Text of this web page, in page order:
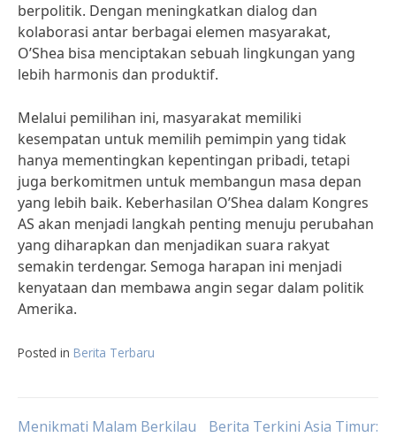
berpolitik. Dengan meningkatkan dialog dan
kolaborasi antar berbagai elemen masyarakat,
O’Shea bisa menciptakan sebuah lingkungan yang
lebih harmonis dan produktif.
Melalui pemilihan ini, masyarakat memiliki
kesempatan untuk memilih pemimpin yang tidak
hanya mementingkan kepentingan pribadi, tetapi
juga berkomitmen untuk membangun masa depan
yang lebih baik. Keberhasilan O’Shea dalam Kongres
AS akan menjadi langkah penting menuju perubahan
yang diharapkan dan menjadikan suara rakyat
semakin terdengar. Semoga harapan ini menjadi
kenyataan dan membawa angin segar dalam politik
Amerika.
Posted in Berita Terbaru
Menikmati Malam Berkilau
Berita Terkini Asia Timur: